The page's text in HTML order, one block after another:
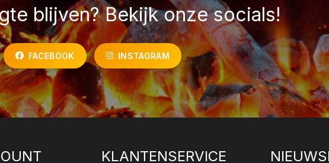
blijven? Bekijk onze socials!
FACEBOOK INSTAGRAM
KLANTENSERVICE